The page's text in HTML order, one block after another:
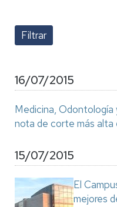
16/07/2015
Medicina, Odontología
nota de corte más alta
15/07/2015
El
mejores